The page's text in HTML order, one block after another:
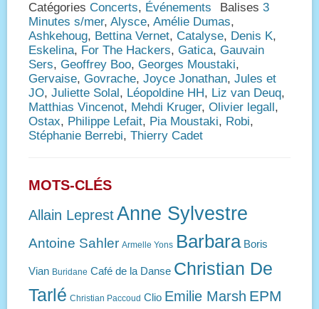
Catégories Concerts, Événements Balises 3
Minutes s/mer, Alysce, Amélie Dumas,
Ashkehoug, Bettina Vernet, Catalyse, Denis K,
Eskelina, For The Hackers, Gatica, Gauvain
Sers, Geoffrey Boo, Georges Moustaki,
Gervaise, Govrache, Joyce Jonathan, Jules et
JO, Juliette Solal, Léopoldine HH, Liz van Deuq,
Matthias Vincenot, Mehdi Kruger, Olivier legall,
Ostax, Philippe Lefait, Pia Moustaki, Robi,
Stéphanie Berrebi, Thierry Cadet
MOTS-CLÉS
Allain LeprestAnne Sylvestre
Antoine Sahler Armelle Yons Barbara Boris
Vian Buridane Café de la Danse Christian De
Tarlé Christian Paccoud Clio Emilie Marsh EPM